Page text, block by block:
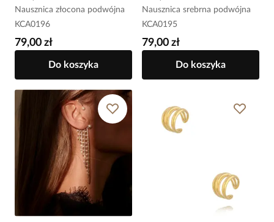
Nausznica złocona podwójna
KCA0196
79,00 zł
Do koszyka
Nausznica srebrna podwójna
KCA0195
79,00 zł
Do koszyka